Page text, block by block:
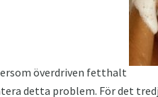
överdriven fetthalt
detta problem. För det